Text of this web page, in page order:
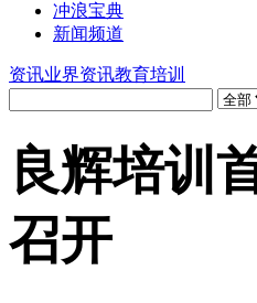
冲浪宝典
新闻频道
资讯业界资讯教育培训
良辉培训
召开